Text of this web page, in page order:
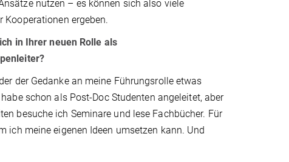
nutzen – es können sich also viele
Kooperationen ergeben.
in Ihrer neuen Rolle als
der Gedanke an meine Führungsrolle etwas
schon als Post-Doc Studenten angeleitet, aber
besuche ich Seminare und lese Fachbücher. Für
ich meine eigenen Ideen umsetzen kann. Und